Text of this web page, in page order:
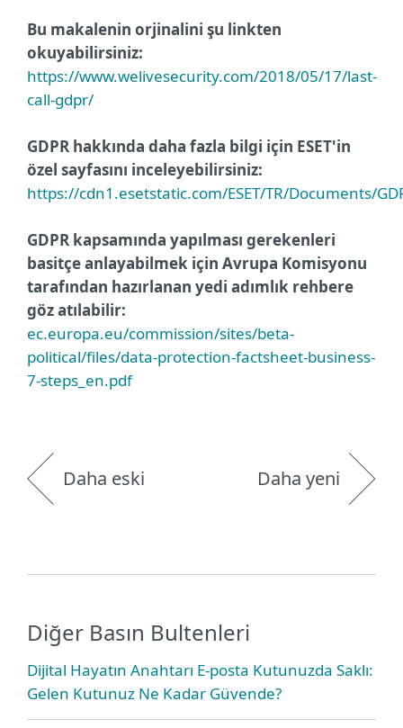
Bu makalenin orjinalini şu linkten
okuyabilirsiniz:
https://www.welivesecurity.com/2018/05/17/last-
call-gdpr/
GDPR hakkında daha fazla bilgi için ESET'in
özel sayfasını inceleyebilirsiniz:
https://cdn1.esetstatic.com/ESET/TR/Documents/
GDPR kapsamında yapılması gerekenleri
basitçe anlayabilmek için Avrupa Komisyonu
tarafından hazırlanan yedi adımlık rehbere
göz atılabilir:
ec.europa.eu/commission/sites/beta-
political/files/data-protection-factsheet-business-
7-steps_en.pdf
Daha eski Daha yeni
Diğer Basın Bultenleri
Dijital Hayatın Anahtarı E-posta Kutunuzda Saklı:
Gelen Kutunuz Ne Kadar Güvende?